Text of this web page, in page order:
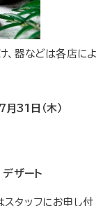
、器などは各店によ
31日（木）
デザート
タッフにお申し付